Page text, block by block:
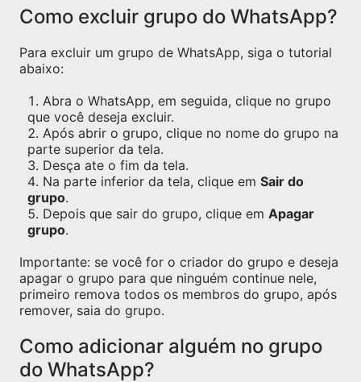
Como excluir grupo do WhatsApp?
Para excluir um grupo de WhatsApp, siga o tutorial
abaixo:
Abra o WhatsApp, em seguida, clique no grupo
que você deseja excluir.
Após abrir o grupo, clique no nome do grupo na
parte superior da tela.
Desça ate o fim da tela.
Na parte inferior da tela, clique em Sair do
grupo.
Depois que sair do grupo, clique em Apagar
grupo.
Importante: se você for o criador do grupo e deseja
apagar o grupo para que ninguém continue nele,
primeiro remova todos os membros do grupo, após
remover, saia do grupo.
Como adicionar alguém no grupo
do WhatsApp?